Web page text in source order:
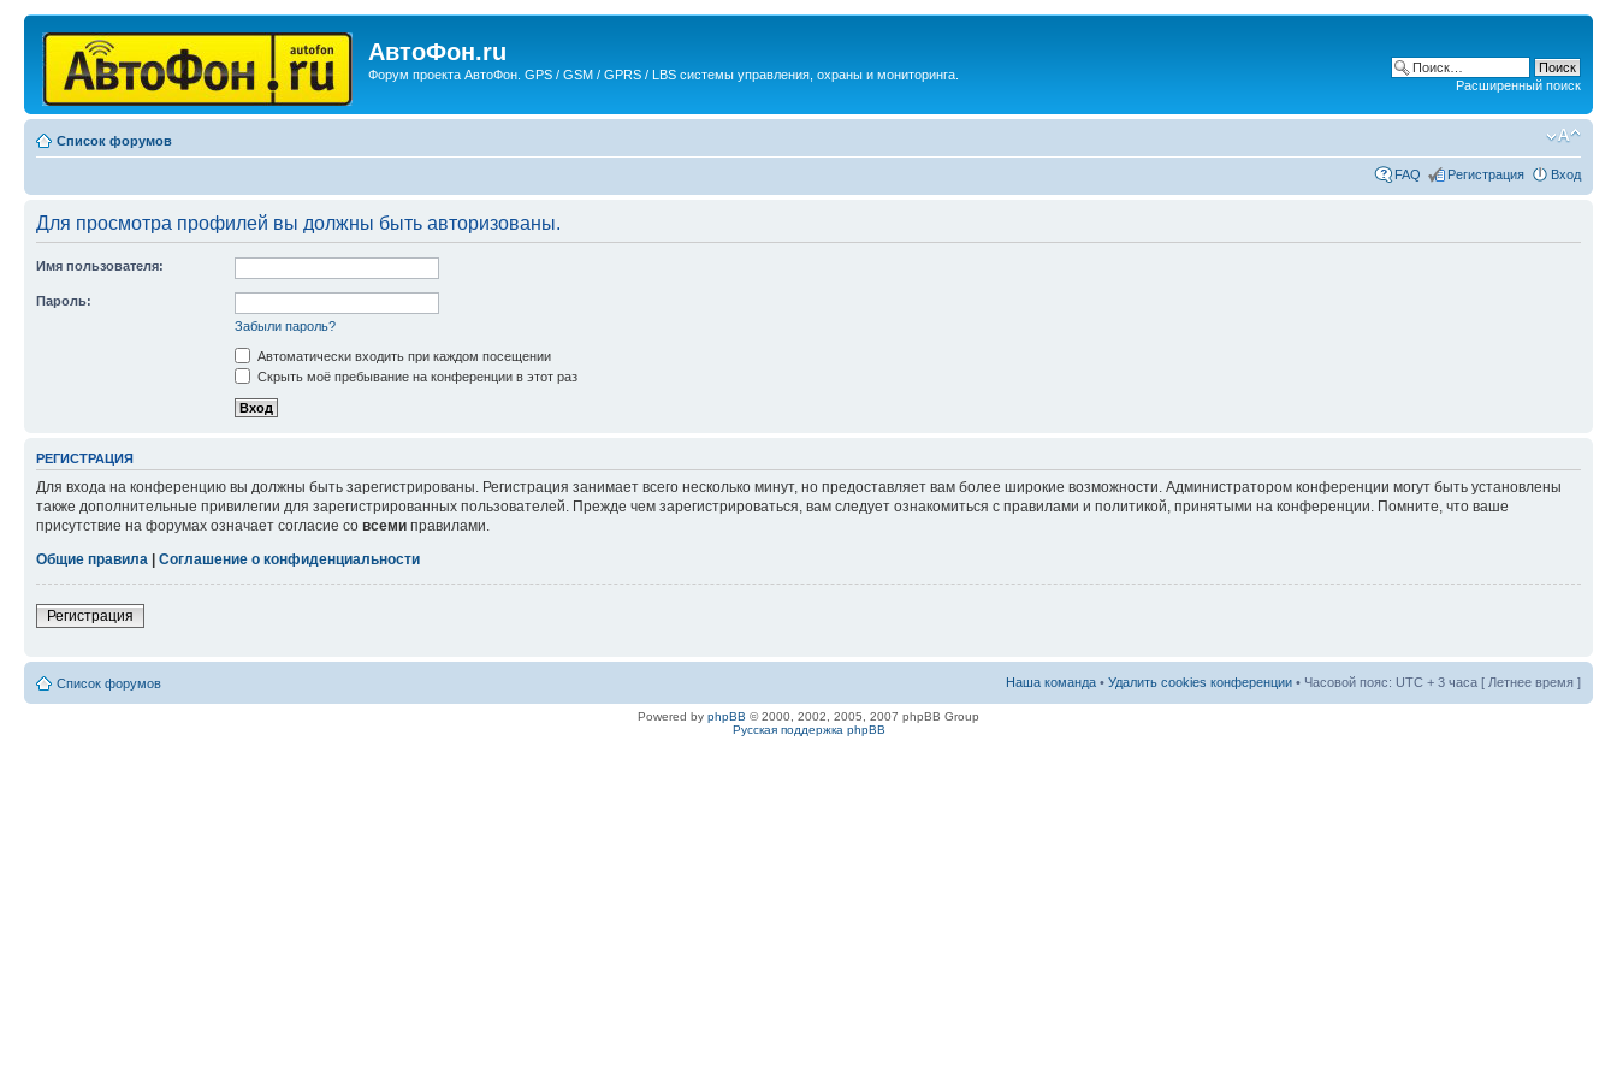
АвтоФон.ru
Форум проекта АвтоФон. GPS / GSM / GPRS / LBS системы управления, охраны и мониторинга.
Расширенный поиск
Список форумов
FAQ Регистрация Вход
Для просмотра профилей вы должны быть авторизованы.
Имя пользователя:
Пароль:
Забыли пароль?
Автоматически входить при каждом посещении
Скрыть моё пребывание на конференции в этот раз
РЕГИСТРАЦИЯ
Для входа на конференцию вы должны быть зарегистрированы. Регистрация занимает всего несколько минут, но предоставляет вам более широкие возможности. Администратором конференции могут быть установлены
также дополнительные привилегии для зарегистрированных пользователей. Прежде чем зарегистрироваться, вам следует ознакомиться с правилами и политикой, принятыми на конференции. Помните, что ваше
присутствие на форумах означает согласие со всеми правилами.
Общие правила | Соглашение о конфиденциальности
Регистрация
Список форумов Наша команда • Удалить cookies конференции • Часовой пояс: UTC + 3 часа [ Летнее время ]
Powered by phpBB © 2000, 2002, 2005, 2007 phpBB Group
Русская поддержка phpBB